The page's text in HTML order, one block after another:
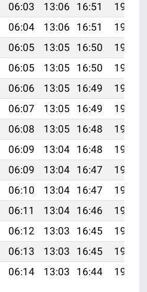
06:03 13:06 16:51
19:59
06:04 13:06 16:51
19:58
06:05 13:05 16:50
19:56
06:05 13:05 16:50
19:55
06:06 13:05 16:49
19:54
06:07 13:05 16:49
19:53
06:08 13:05 16:48
19:51
06:09 13:04 16:48
19:50
06:09 13:04 16:47
19:49
06:10 13:04 16:47
19:48
06:11 13:04 16:46
19:46
06:12 13:03 16:45
19:45
06:13 13:03 16:45
19:44
06:14 13:03 16:44 19:42